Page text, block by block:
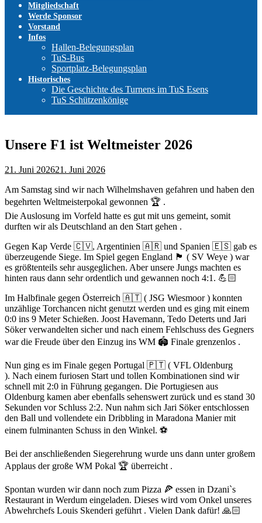
Mitgliedschaft
Werde Sponsor
Vorstand
Infos
Hallen-Belegungsplan
TuS-Bus
Sportplatz-Belegungsplan
Historisches
Die Geschichte des Turnens im TuS Esens
TuS Schützenkönige
Unsere F1 ist Weltmeister 2026
21. Juni 202621. Juni 2026
Am Samstag sind wir nach Wilhelmshaven gefahren und haben den
begehrten Weltmeisterpokal gewonnen 🏆 .
Die Auslosung im Vorfeld hatte es gut mit uns gemeint, somit
durften wir als Deutschland an den Start gehen .
Gegen Kap Verde 🇨🇻, Argentinien 🇦🇷 und Spanien 🇪🇸 gab es
überzeugende Siege. Im Spiel gegen England 🏴󠁧󠁢󠁥󠁮󠁧󠁿 ( SV Weye ) war
es größtenteils sehr ausgeglichen. Aber unsere Jungs machten es
hinten raus dann sehr ordentlich und gewannen noch 4:1. 💪🏻
Im Halbfinale gegen Österreich 🇦🇹 ( JSG Wiesmoor ) konnten
unzählige Torchancen nicht genutzt werden und es ging mit einem
0:0 ins 9 Meter Schießen. Joost Havemann, Tedo Deterts und Jari
Söker verwandelten sicher und nach einem Fehlschuss des Gegners
war die Freude über den Einzug ins WM 🏟️ Finale grenzenlos .
Nun ging es im Finale gegen Portugal 🇵🇹 ( VFL Oldenburg
). Nach einem furiosen Start und tollen Kombinationen sind wir
schnell mit 2:0 in Führung gegangen. Die Portugiesen aus
Oldenburg kamen aber ebenfalls sehenswert zurück und es stand 30
Sekunden vor Schluss 2:2. Nun nahm sich Jari Söker entschlossen
den Ball und vollendete ein Dribbling in Maradona Manier mit
einem fulminanten Schuss in den Winkel. ⚽
Bei der anschließenden Siegerehrung wurde uns dann unter großem
Applaus der große WM Pokal 🏆 überreicht .
Spontan wurden wir dann noch zum Pizza 🍕 essen in Dzani`s
Restaurant in Werdum eingeladen. Dieses wird vom Onkel unseres
Abwehrchefs Louis Skenderi geführt . Vielen Dank dafür! 🙏🏻